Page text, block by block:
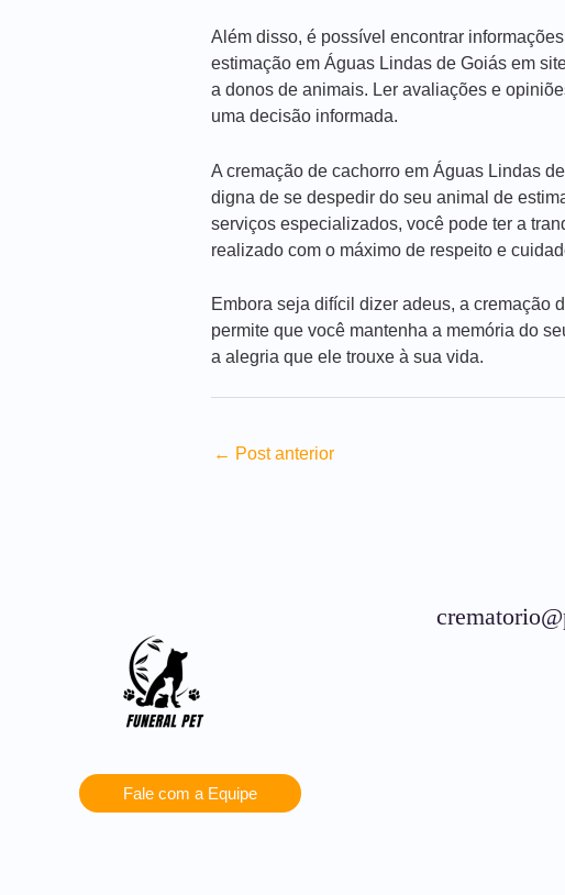
Além disso, é possível encontrar
estimação em Águas Lindas de Goiás em
a donos de animais. Ler avaliações e
uma decisão informada.
A cremação de cachorro em Águas Lindas
digna de se despedir do seu animal de
serviços especializados, você pode ter a
realizado com o máximo de respeito e
Embora seja difícil dizer adeus, a cremação
permite que você mantenha a memória do
a alegria que ele trouxe à sua vida.
← Post anterior
Fale com a Equipe